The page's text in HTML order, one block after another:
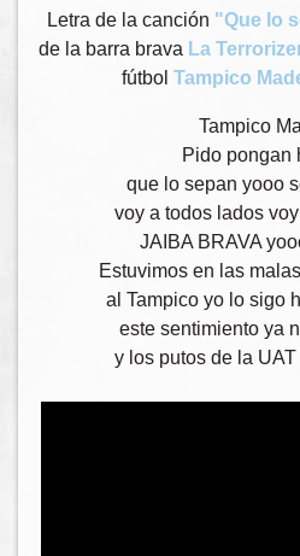
Letra de la canción "Que lo
de la barra brava La
fútbol Tampico
Tampico
Pido pongan
que lo sepan yooo
voy a todos lados
JAIBA BRAVA
Estuvimos en las
al Tampico yo lo sigo
este sentimiento ya
y los putos de la